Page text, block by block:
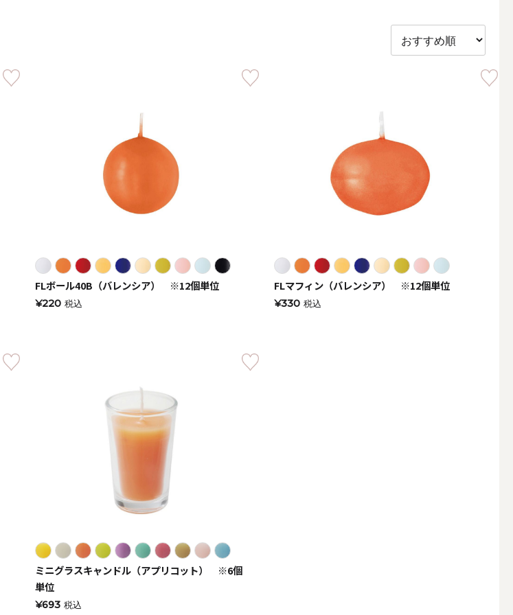
アロマキャンドル アウトドアキャンドル
ピラーキャンドル ボールキャンドル
キャンドルグラス
ランタン
FLボール40B（バレンシア） ※12個単位
¥220 税込
FLマフィン（バレンシア） ※12個単位
¥330 税込
ミニグラスキャンドル（アプリコット） ※6個
単位
¥693 税込